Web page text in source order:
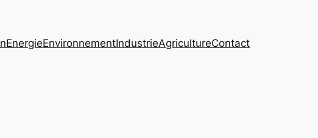
EnergieEnvironnementIndustrieAgricultureContact